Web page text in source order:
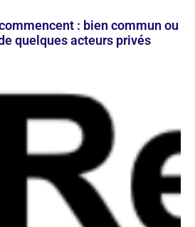
: bien commun ou
quelques acteurs privés